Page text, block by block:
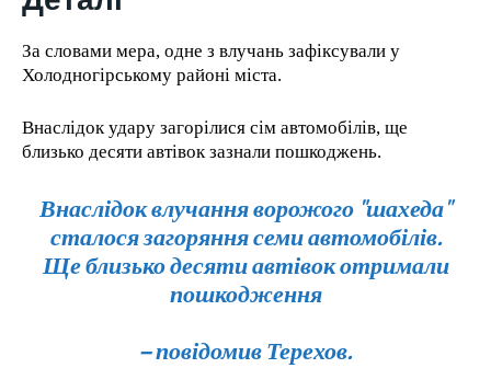
За словами мера, одне з влучань зафіксували у
Холодногірському районі міста.
Внаслідок удару загорілися сім автомобілів, ще
близько десяти автівок зазнали пошкоджень.
Внаслідок влучання ворожого "шахеда"
сталося загоряння семи автомобілів.
Ще близько десяти автівок отримали
пошкодження
– повідомив Терехов.